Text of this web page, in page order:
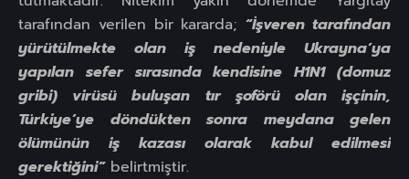
tarafından verilen bir kararda; “İşveren tarafından
yürütülmekte olan iş nedeniyle Ukrayna’ya
yapılan sefer sırasında kendisine H1N1 (domuz
gribi) virüsü buluşan tır şoförü olan işçinin,
Türkiye’ye döndükten sonra meydana gelen
ölümünün iş kazası olarak kabul edilmesi
gerektiğini”belirtmiştir.